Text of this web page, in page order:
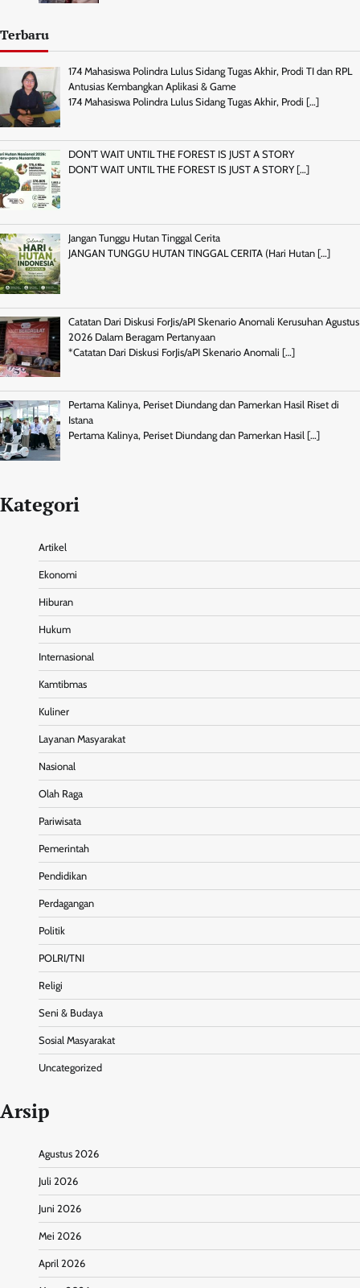
Terbaru
174 Mahasiswa Polindra Lulus Sidang Tugas Akhir, Prodi TI dan RPL
Antusias Kembangkan Aplikasi & Game
174 Mahasiswa Polindra Lulus Sidang Tugas Akhir, Prodi […]
DON’T WAIT UNTIL THE FOREST IS JUST A STORY
DON’T WAIT UNTIL THE FOREST IS JUST A STORY […]
Jangan Tunggu Hutan Tinggal Cerita
JANGAN TUNGGU HUTAN TINGGAL CERITA (Hari Hutan […]
Catatan Dari Diskusi ForJis/aPI Skenario Anomali Kerusuhan Agustus
2026 Dalam Beragam Pertanyaan
*Catatan Dari Diskusi ForJis/aPI Skenario Anomali […]
Pertama Kalinya, Periset Diundang dan Pamerkan Hasil Riset di
Istana
Pertama Kalinya, Periset Diundang dan Pamerkan Hasil […]
Kategori
Artikel
Ekonomi
Hiburan
Hukum
Internasional
Kamtibmas
Kuliner
Layanan Masyarakat
Nasional
Olah Raga
Pariwisata
Pemerintah
Pendidikan
Perdagangan
Politik
POLRI/TNI
Religi
Seni & Budaya
Sosial Masyarakat
Uncategorized
Arsip
Agustus 2026
Juli 2026
Juni 2026
Mei 2026
April 2026